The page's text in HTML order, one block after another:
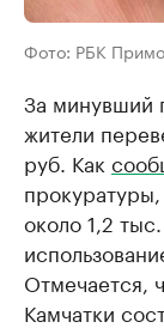
Фото: РБК
За минувший
жители
руб. Как
около 1,2
Отмечается,
Камчатки